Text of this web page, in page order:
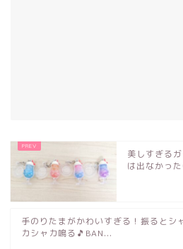
美しすぎる
は出なかっ
手のりたまがかわいすぎる！振るとシ
カシャカ鳴る🎵BAN...